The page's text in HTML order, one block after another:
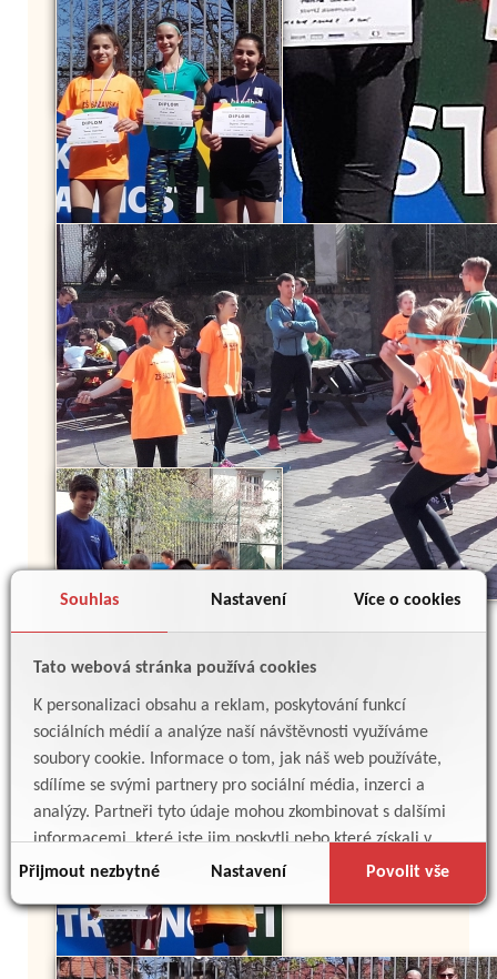
Souhlas Nastavení Více o cookies
Tato webová stránka používá cookies
K personalizaci obsahu a reklam, poskytování funkcí
sociálních médií a analýze naší návštěvnosti využíváme
soubory cookie. Informace o tom, jak náš web používáte,
sdílíme se svými partnery pro sociální média, inzerci a
analýzy. Partneři tyto údaje mohou zkombinovat s dalšími
informacemi, které jste jim poskytli nebo které získali v
důsledku toho, že používáte jejich služby.
Přijmout nezbytné Nastavení Povolit vše